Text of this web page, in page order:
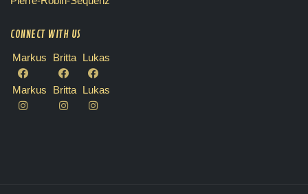
CONNECT WITH US
Markus Britta Lukas
Markus Britta Lukas